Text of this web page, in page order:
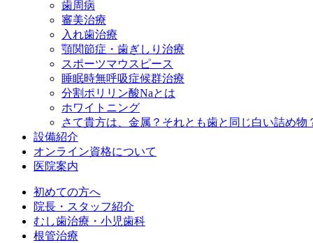
歯周病
審美治療
入れ歯治療
顎関節症・歯ぎしり治療
スポーツマウスピース
睡眠時無呼吸症候群治療
分割ポリリン酸Naとは
ホワイトニング
さて貴方は、金属？それとも歯と同じ白い詰め物
設備紹介
オンライン資格について
医院案内
初めての方へ
院長・スタッフ紹介
むし歯治療・小児歯科
根管治療